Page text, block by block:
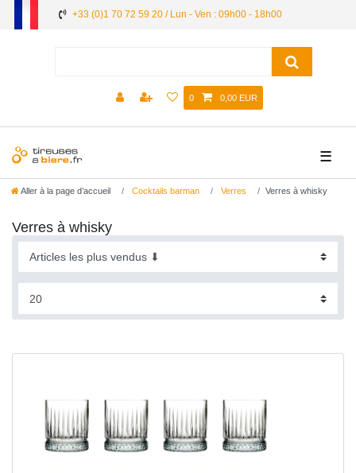
+33 (0)1 70 72 59 20 / Lun - Ven : 09h00 - 18h00
0 0,00 EUR
☰
Aller à la page d’accueil Cocktails barman Verres Verres à whisky
Verres à whisky